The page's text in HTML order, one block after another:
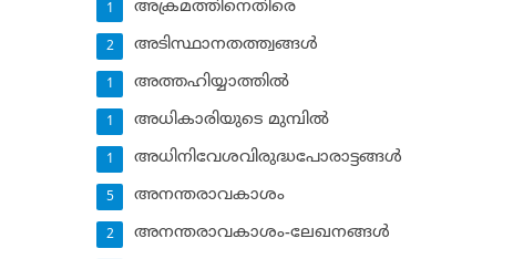
അക്രമത്തിനെതിരെ
1
അടിസ്ഥാനതത്ത്വങ്ങള്‍
2
അത്തഹിയ്യാത്തില്‍
1
അധികാരിയുടെ മുമ്പില്‍
1
അധിനിവേശവിരുദ്ധപോരാട്ടങ്ങള്‍
1
അനന്തരാവകാശം
5
അനന്തരാവകാശം-ലേഖനങ്ങള്‍
2